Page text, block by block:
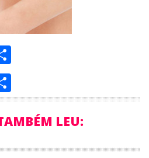
Compartilhar
Compartilhar
LEU: